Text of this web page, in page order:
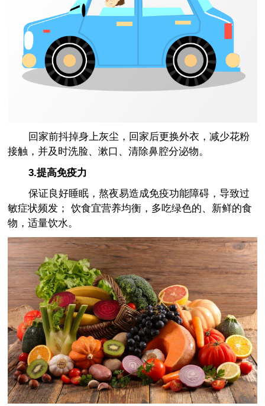
回家前抖掉身上灰尘，回家后更换外衣，减少花粉
接触，并及时洗脸、漱口、清除鼻腔分泌物。
3.提高免疫力
保证良好睡眠，熬夜易造成免疫功能障碍，导致过
敏症状频发； 饮食宜营养均衡，多吃绿色的、新鲜的食
物，适量饮水。